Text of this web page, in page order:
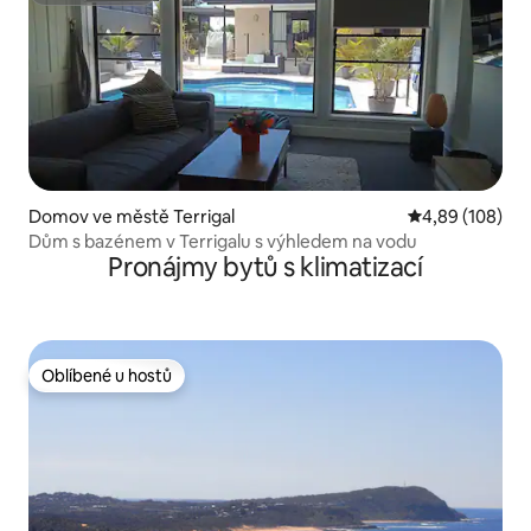
Domov ve městě Terrigal Průměrné
4,89 (108)
Dům s bazénem v Terrigalu s výhledem na vodu
Pronájmy bytů s klimatizací
Oblíbené u hostů
Oblíbené u hostů